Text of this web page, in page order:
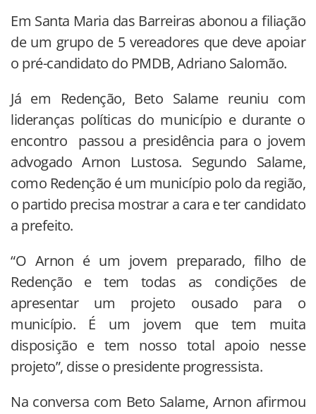
Em Santa Maria das Barreiras abonou a filiação
de um grupo de 5 vereadores que deve apoiar
o pré-candidato do PMDB, Adriano Salomão.
Já em Redenção, Beto Salame reuniu com
lideranças políticas do município e durante o
encontro passou a presidência para o jovem
advogado Arnon Lustosa. Segundo Salame,
como Redenção é um município polo da região,
o partido precisa mostrar a cara e ter candidato
a prefeito.
“O Arnon é um jovem preparado, filho de
Redenção e tem todas as condições de
apresentar um projeto ousado para o
município. É um jovem que tem muita
disposição e tem nosso total apoio nesse
projeto”, disse o presidente progressista.
Na conversa com Beto Salame, Arnon afirmou